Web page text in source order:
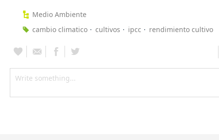
Medio Ambiente
cambio climatico
cultivos ipcc rendimiento cultivo